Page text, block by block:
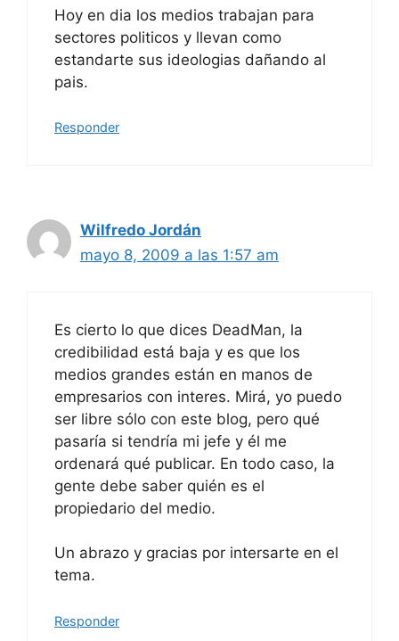
Hoy en dia los medios trabajan para
sectores politicos y llevan como
estandarte sus ideologias dañando al
pais.
Responder
Wilfredo Jordán
mayo 8, 2009 a las 1:57 am
Es cierto lo que dices DeadMan, la
credibilidad está baja y es que los
medios grandes están en manos de
empresarios con interes. Mirá, yo puedo
ser libre sólo con este blog, pero qué
pasaría si tendría mi jefe y él me
ordenará qué publicar. En todo caso, la
gente debe saber quién es el
propiedario del medio.
Un abrazo y gracias por intersarte en el
tema.
Responder